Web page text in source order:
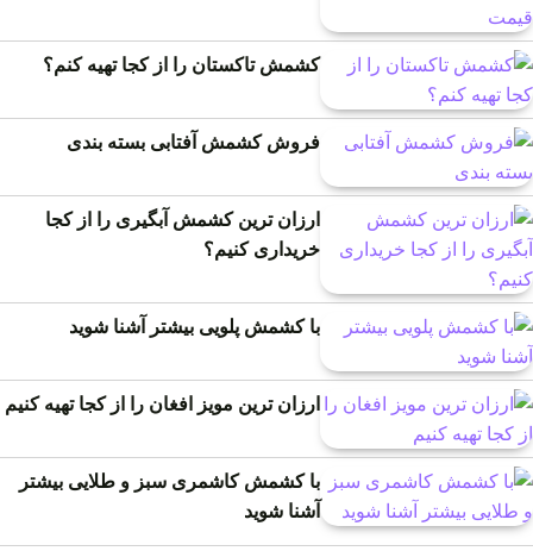
کشمش تاکستان را از کجا تهیه کنم؟
فروش کشمش آفتابی بسته بندی
ارزان ترین کشمش آبگیری را از کجا
خریداری کنیم؟
با کشمش پلویی بیشتر آشنا شوید
ارزان ترین مویز افغان را از کجا تهیه کنیم
با کشمش کاشمری سبز و طلایی بیشتر
آشنا شوید